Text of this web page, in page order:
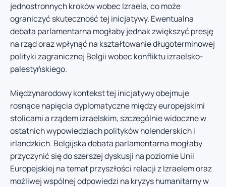
jednostronnych kroków wobec Izraela, co może
ograniczyć skuteczność tej inicjatywy. Ewentualna
debata parlamentarna mogłaby jednak zwiększyć presję
na rząd oraz wpłynąć na kształtowanie długoterminowej
polityki zagranicznej Belgii wobec konfliktu izraelsko-
palestyńskiego.
Międzynarodowy kontekst tej inicjatywy obejmuje
rosnące napięcia dyplomatyczne między europejskimi
stolicami a rządem izraelskim, szczególnie widoczne w
ostatnich wypowiedziach polityków holenderskich i
irlandzkich. Belgijska debata parlamentarna mogłaby
przyczynić się do szerszej dyskusji na poziomie Unii
Europejskiej na temat przyszłości relacji z Izraelem oraz
możliwej wspólnej odpowiedzi na kryzys humanitarny w